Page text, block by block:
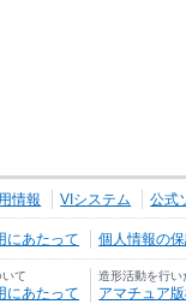
情報 VIシステム 公式
にあたって 個人情報の
て
にあたって
造形活動を行い
アマチュア